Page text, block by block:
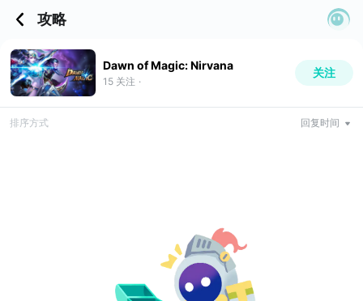
攻略
Dawn of Magic: Nirvana
15 关注 ·
关注
排序方式 回复时间